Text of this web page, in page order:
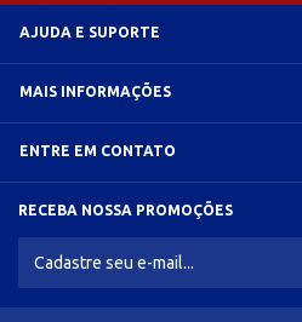
AJUDA E SUPORTE
MAIS INFORMAÇÕES
ENTRE EM CONTATO
RECEBA NOSSA PROMOÇÕES